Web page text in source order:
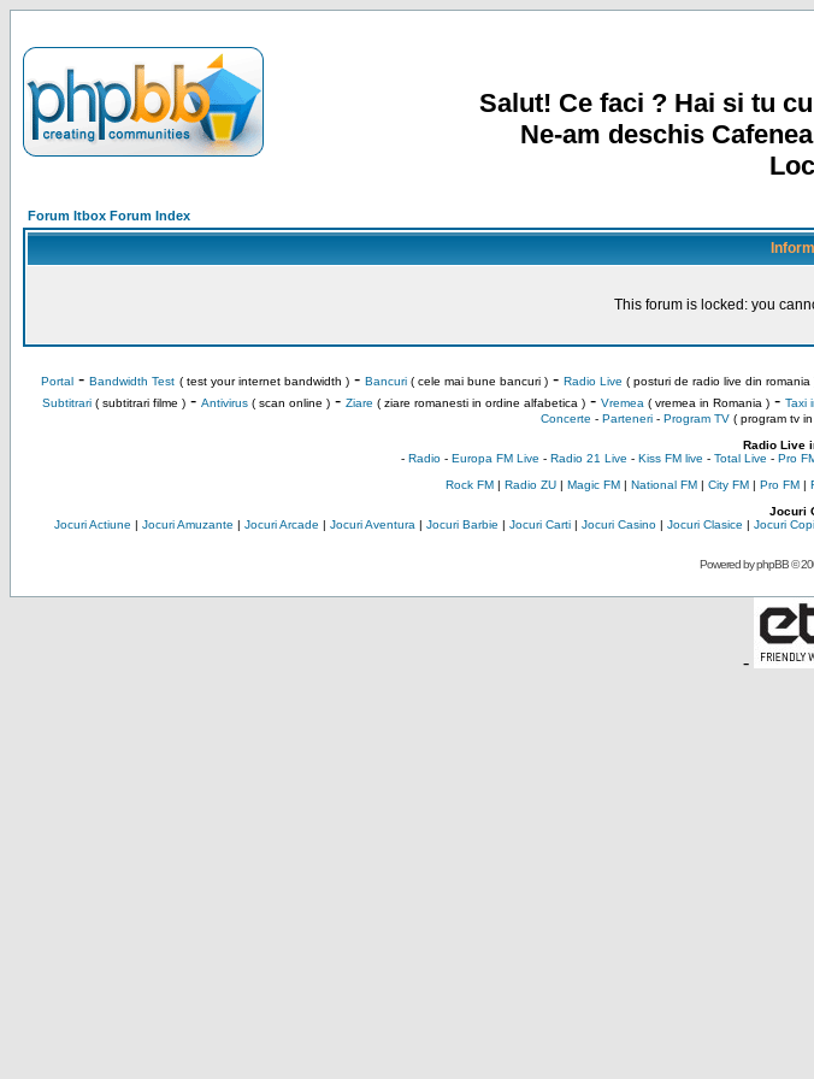
Salut! Ce faci ? Hai si tu
Ne-am deschis
Forum Itbox Forum Index
This forum is locked: you
Portal- Bandwidth Test ( test your internet bandwidth )- Bancuri( cele mai bune bancuri )- Radio Live ( posturi de radio live din romania
Subtitrari( subtitrari filme )- Antivirus( scan online )- Ziare ( ziare romanesti in ordine alfabetica )- Vremea ( vremea in Romania )- Taxi
Concerte - Parteneri- Program TV( program tv in
Radio Live
- Radio- Europa FM Live - Radio 21 Live - Kiss FM live - Total Live - Pro
Rock FM| Radio ZU| Magic FM| National FM| City FM| Pro FM|
Jocuri
Jocuri Actiune | Jocuri Amuzante | Jocuri Arcade | Jocuri Aventura | Jocuri Barbie | Jocuri Carti| Jocuri Casino| Jocuri Clasice | Jocuri
Powered byphpBB©
-